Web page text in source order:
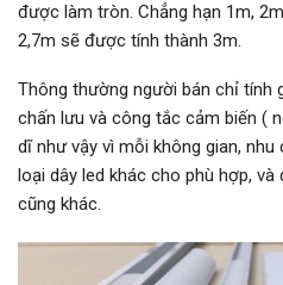
được làm tròn. Chẳng hạn 1m,
2,7m sẽ được tính thành 3m.
Thông thường người bán chỉ tính
chấn lưu và công tắc cảm biến (
dĩ như vậy vì mỗi không gian,
loại dây led khác cho phù hợp,
cũng khác.